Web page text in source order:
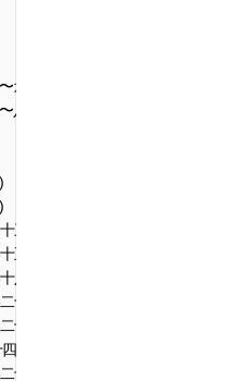
六)
八)
三〜十四)
五〜十七)
八〜十九)
十〜二十一)
十二〜二十三)
)
十五〜二十六)